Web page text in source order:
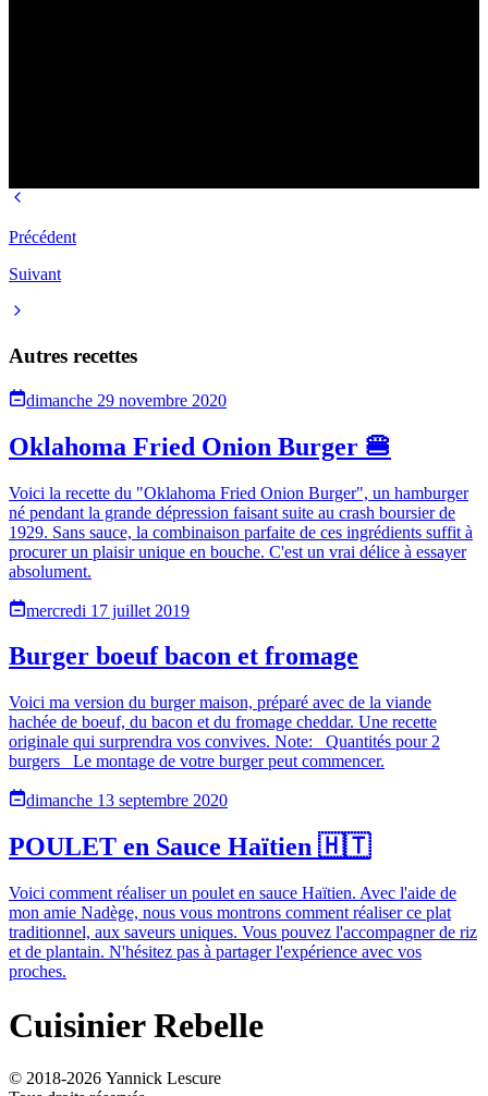
Précédent
Suivant
Autres recettes
dimanche 29 novembre 2020
Oklahoma Fried Onion Burger 🍔
Voici la recette du "Oklahoma Fried Onion Burger", un hamburger
né pendant la grande dépression faisant suite au crash boursier de
1929. Sans sauce, la combinaison parfaite de ces ingrédients suffit à
procurer un plaisir unique en bouche. C'est un vrai délice à essayer
absolument.
mercredi 17 juillet 2019
Burger boeuf bacon et fromage
Voici ma version du burger maison, préparé avec de la viande
hachée de boeuf, du bacon et du fromage cheddar. Une recette
originale qui surprendra vos convives. Note: _Quantités pour 2
burgers_ Le montage de votre burger peut commencer.
dimanche 13 septembre 2020
POULET en Sauce Haïtien 🇭🇹
Voici comment réaliser un poulet en sauce Haïtien. Avec l'aide de
mon amie Nadège, nous vous montrons comment réaliser ce plat
traditionnel, aux saveurs uniques. Vous pouvez l'accompagner de riz
et de plantain. N'hésitez pas à partager l'expérience avec vos
proches.
Cuisinier Rebelle
© 2018-2026 Yannick Lescure